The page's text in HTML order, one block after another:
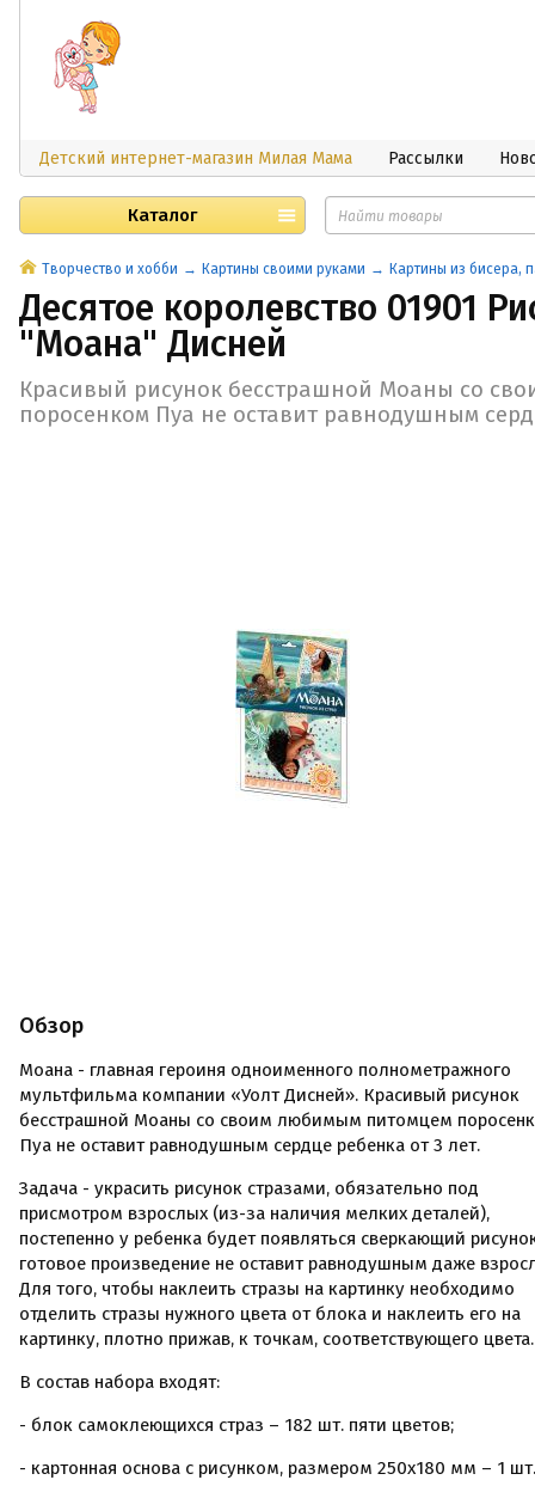
Детский интернет-магазин Милая Мама Рассылки
Каталог
Творчество и хобби Картины своими руками Картины из бисера,
Десятое королевство 01901
"Моана" Дисней
Красивый рисунок бесстрашной Моаны со
поросенком Пуа не оставит равнодушным
Обзор
Моана - главная героиня одноименного полнометражного
мультфильма компании «Уолт Дисней». Красивый рисунок
бесстрашной Моаны со своим любимым питомцем
Пуа не оставит равнодушным сердце ребенка от 3 лет.
Задача - украсить рисунок стразами, обязательно под
присмотром взрослых (из-за наличия мелких деталей),
постепенно у ребенка будет появляться сверкающий
готовое произведение не оставит равнодушным даже
Для того, чтобы наклеить стразы на картинку необходимо
отделить стразы нужного цвета от блока и наклеить его на
картинку, плотно прижав, к точкам, соответствующего цвета.
В состав набора входят:
- блок самоклеющихся страз – 182 шт. пяти цветов;
- картонная основа с рисунком, размером 250х180 мм – 1 шт.